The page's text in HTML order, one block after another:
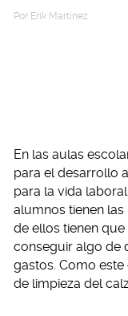
Por Erik Martinez
En las aulas
para el desarrollo
para la vida
alumnos tienen
de ellos tienen
conseguir algo de
gastos. Como
de limpieza del